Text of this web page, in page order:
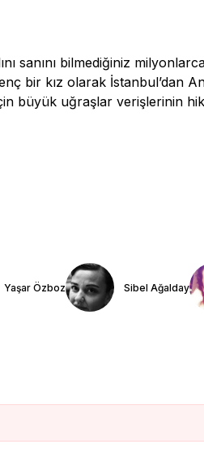
sanını bilmediğiniz
bir kız olarak İstanbul’dan
büyük uğraşlar verişlerinin
Yaşar Özboz Sibel Ağalday